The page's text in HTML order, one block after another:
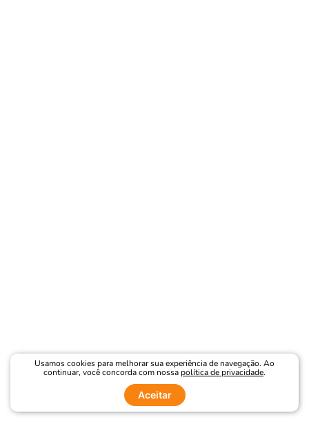
Usamos cookies para melhorar sua experiência de navegação. Ao
continuar, você concorda com nossapolítica de privacidade.
Aceitar